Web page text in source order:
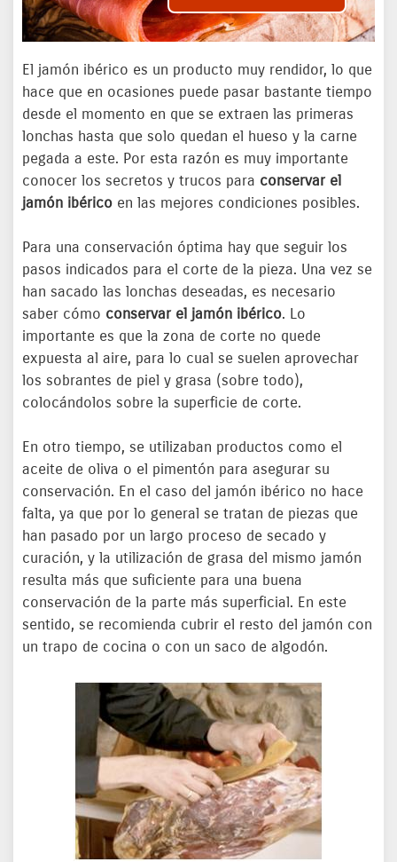
El jamón ibérico es un producto muy rendidor, lo que
hace que en ocasiones puede pasar bastante tiempo
desde el momento en que se extraen las primeras
lonchas hasta que solo quedan el hueso y la carne
pegada a este. Por esta razón es muy importante
conocer los secretos y trucos para conservar el
jamón ibérico en las mejores condiciones posibles.
Para una conservación óptima hay que seguir los
pasos indicados para el corte de la pieza. Una vez se
han sacado las lonchas deseadas, es necesario
saber cómo conservar el jamón ibérico. Lo
importante es que la zona de corte no quede
expuesta al aire, para lo cual se suelen aprovechar
los sobrantes de piel y grasa (sobre todo),
colocándolos sobre la superficie de corte.
En otro tiempo, se utilizaban productos como el
aceite de oliva o el pimentón para asegurar su
conservación. En el caso del jamón ibérico no hace
falta, ya que por lo general se tratan de piezas que
han pasado por un largo proceso de secado y
curación, y la utilización de grasa del mismo jamón
resulta más que suficiente para una buena
conservación de la parte más superficial. En este
sentido, se recomienda cubrir el resto del jamón con
un trapo de cocina o con un saco de algodón.